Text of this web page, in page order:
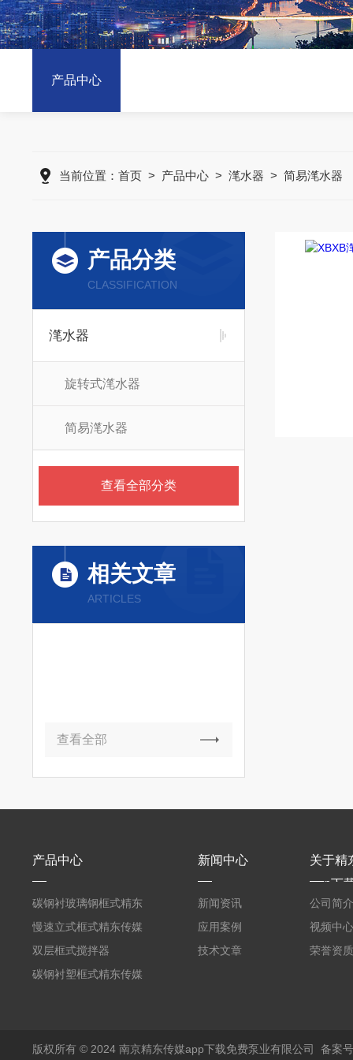
产品中心
当前位置： 首页> 产品中心> 滗水器 > 简易滗水器
产品分类
CLASSIFICATION
滗水器
旋转式滗水器
简易滗水器
查看全部分类
相关文章
ARTICLES
查看全部
产品中心
碳钢衬玻璃钢框式精东
传媒入口
慢速立式框式精东传媒
入口
双层框式搅拌器
碳钢衬塑框式精东传媒
新闻中心
新闻资讯
应用案例
技术文章
关于精
app下
公司简介
视频中心
荣誉资质
版权所有 © 2024 南京精东传媒app下载免费泵业有限公司 备案